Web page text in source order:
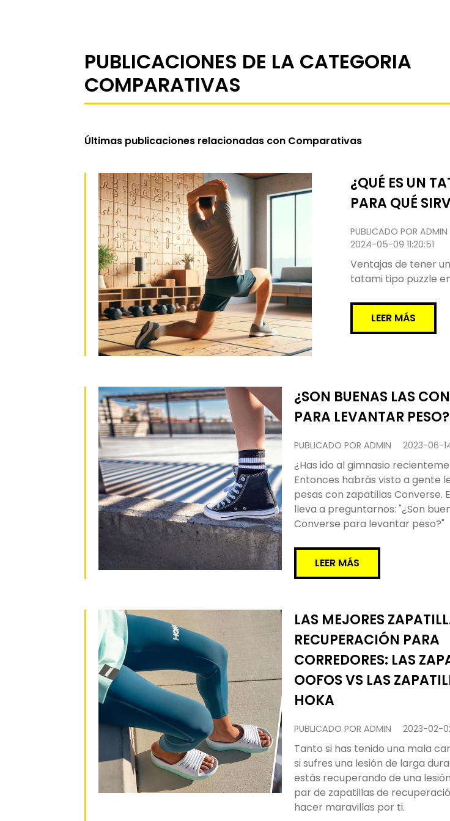
PUBLICACIONES DE LA CATEGORIA
COMPARATIVAS
Últimas publicaciones relacionadas con Comparativas
¿QUÉ ES UN
PARA QUÉ
PUBLICADO POR ADMIN
2024-05-09 11:20:51
Ventajas de tener
tatami tipo puzzle
LEER MÁS
¿SON BUENAS LAS
PARA LEVANTAR PESO?
PUBLICADO POR ADMIN 2023-06-14
¿Has ido al gimnasio
Entonces habrás visto a gente
pesas con zapatillas Converse.
lleva a preguntarnos: "¿Son
Converse para levantar peso?"
LEER MÁS
LAS MEJORES
RECUPERACIÓN PARA
CORREDORES: LAS
OOFOS VS LAS
HOKA
PUBLICADO POR ADMIN 2023-02-
Tanto si has tenido una mala
si sufres una lesión de larga
estás recuperando de una
par de zapatillas de
hacer maravillas por ti.